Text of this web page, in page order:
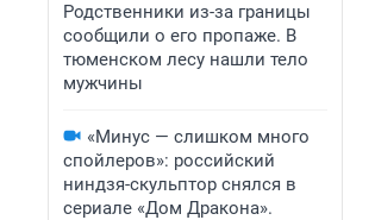
Родственники из-за границы
сообщили о его пропаже. В
тюменском лесу нашли тело
мужчины
«Минус — слишком много
спойлеров»: российский
ниндзя-скульптор снялся в
сериале «Дом Дракона».